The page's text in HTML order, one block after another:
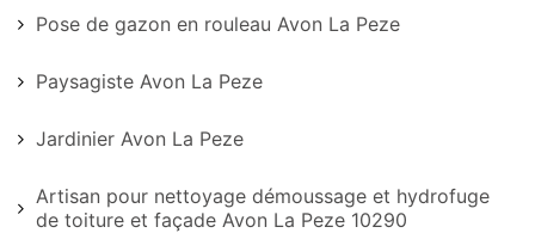
Pose de gazon en rouleau Avon La Peze
Paysagiste Avon La Peze
Jardinier Avon La Peze
Artisan pour nettoyage démoussage et hydrofuge
de toiture et façade Avon La Peze 10290